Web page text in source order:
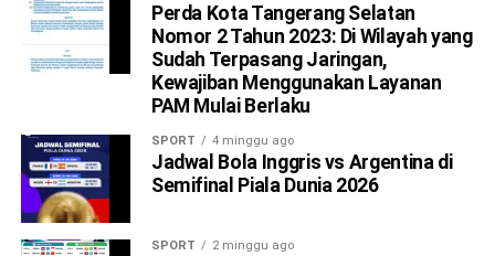
Perda Kota Tangerang Selatan
Nomor 2 Tahun 2023: Di Wilayah yang
Sudah Terpasang Jaringan,
Kewajiban Menggunakan Layanan
PAM Mulai Berlaku
SPORT 4 minggu ago
Jadwal Bola Inggris vs Argentina di
Semifinal Piala Dunia 2026
SPORT 2 minggu ago